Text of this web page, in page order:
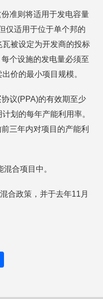
准则将适用于发电容量
仅适用于位于单个邦的
被设定为开发商的投标
个设施的发电量必须至
价的最小项目规模。
议(PPA)的有效期至少
划的每年产能利用率。
三年内对项目的产能利
合项目中。
合政策，并于去年11月